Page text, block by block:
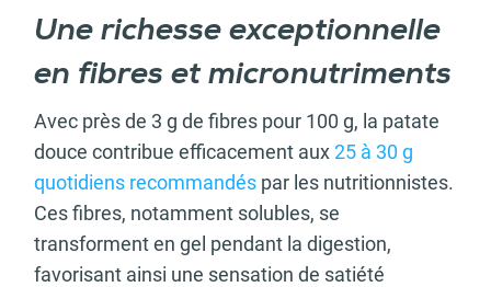
Une richesse exceptionnelle
en fibres et micronutriments
Avec près de 3 g de fibres pour 100 g, la patate
douce contribue efficacement aux25 à 30 g
quotidiens recommandés par les nutritionnistes.
Ces fibres, notamment solubles, se
transforment en gel pendant la digestion,
favorisant ainsi une sensation de satiété